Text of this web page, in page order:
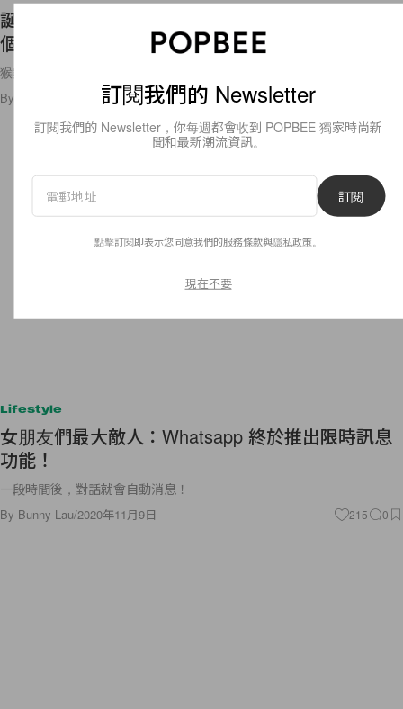
誕生不久已獲高度關注！文藝包裝、純素成分，這
個瑞典護膚品牌還有甚麼吸引？
猴麵包樹油這種古老成分你聽過嗎？
By 2020年11月9日
Lifestyle
女朋友們最大敵人：Whatsapp 終於推出限時訊息
功能！
一段時間後，對話就會自動消息！
By Bunny Lau/2020年11月9日 215 0
訂閱我們的 Newsletter
訂閱我們的 Newsletter，你每週都會收到 POPBEE 獨家時尚新
聞和最新潮流資訊。
訂閱
點擊訂閱即表示您同意我們的服務條款與隱私政策
現在不要